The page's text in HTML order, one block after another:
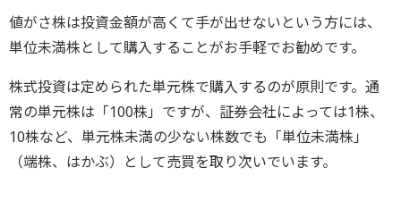
値がさ株は投資金額が高くて手が出せないという方には、
単位未満株として購入することがお手軽でお勧めです。
株式投資は定められた単元株で購入するのが原則です。通
常の単元株は「100株」ですが、証券会社によっては1株、
10株など、単元株未満の少ない株数でも「単位未満株」
（端株、はかぶ）として売買を取り次いでいます。